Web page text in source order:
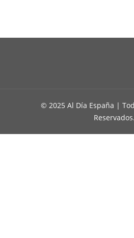
© 2025 Al Día España |
Reservados.